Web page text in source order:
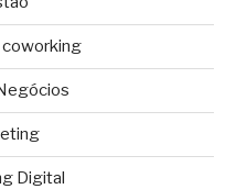
Digital